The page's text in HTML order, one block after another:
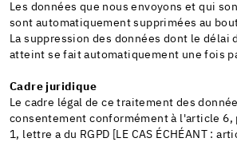
Les données que nous envoyons et qui
sont automatiquement supprimées au
La suppression des données dont le délai
atteint se fait automatiquement une fois
Cadre juridique
Le cadre légal de ce traitement des
consentement conformément à l'article 6,
1, lettre a du RGPD [LE CAS ÉCHÉANT :